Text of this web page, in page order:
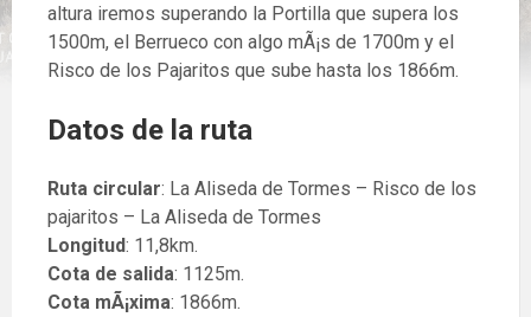
altura iremos superando la Portilla que supera los
1500m, el Berrueco con algo mÃ¡s de 1700m y el
Risco de los Pajaritos que sube hasta los 1866m.
Datos de la ruta
Ruta circular: La Aliseda de Tormes – Risco de los
pajaritos – La Aliseda de Tormes
Longitud: 11,8km.
Cota de salida: 1125m.
Cota mÃ¡xima: 1866m.